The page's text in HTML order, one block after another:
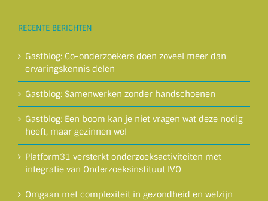
RECENTE BERICHTEN
Gastblog: Co-onderzoekers doen zoveel meer dan
ervaringskennis delen
Gastblog: Samenwerken zonder handschoenen
Gastblog: Een boom kan je niet vragen wat deze nodig
heeft, maar gezinnen wel
Platform31 versterkt onderzoeksactiviteiten met
integratie van Onderzoeksinstituut IVO
Omgaan met complexiteit in gezondheid en welzijn